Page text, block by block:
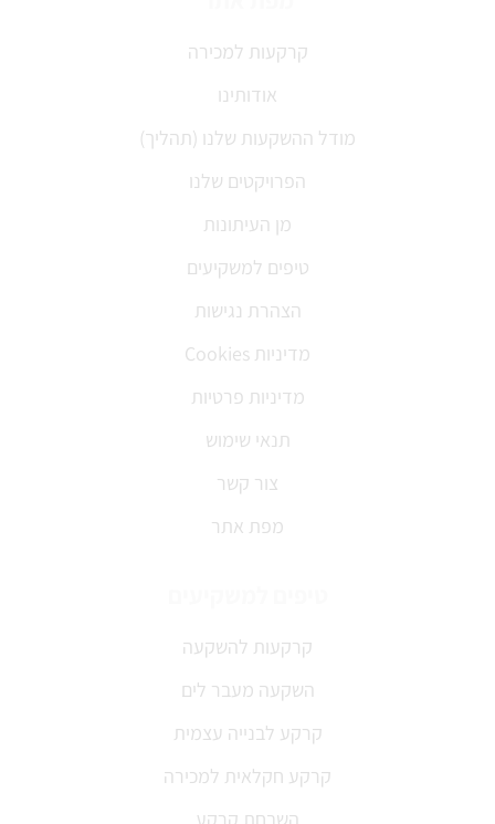
קרקעות למכירה
אודותינו
מודל ההשקעות שלנו (תהליך)
הפרויקטים שלנו
מן העיתונות
טיפים למשקיעים
הצהרת נגישות
מדיניות Cookies
מדיניות פרטיות
תנאי שימוש
צור קשר
מפת אתר
קרקעות להשקעה
השקעה מעבר לים
קרקע לבנייה עצמית
קרקע חקלאית למכירה